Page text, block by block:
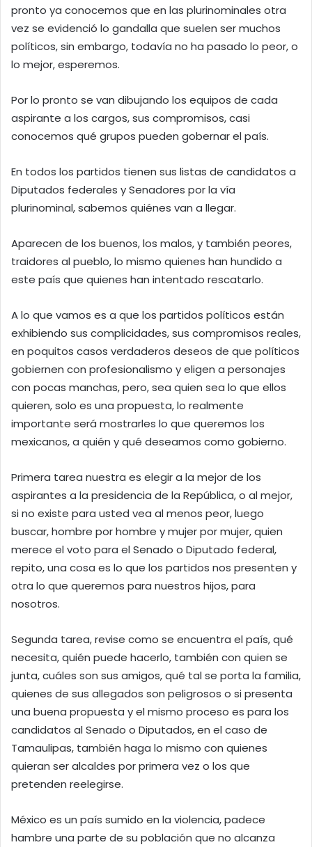
pronto ya conocemos que en las plurinominales otra
vez se evidenció lo gandalla que suelen ser muchos
políticos, sin embargo, todavía no ha pasado lo peor, o
lo mejor, esperemos.
Por lo pronto se van dibujando los equipos de cada
aspirante a los cargos, sus compromisos, casi
conocemos qué grupos pueden gobernar el país.
En todos los partidos tienen sus listas de candidatos a
Diputados federales y Senadores por la vía
plurinominal, sabemos quiénes van a llegar.
Aparecen de los buenos, los malos, y también peores,
traidores al pueblo, lo mismo quienes han hundido a
este país que quienes han intentado rescatarlo.
A lo que vamos es a que los partidos políticos están
exhibiendo sus complicidades, sus compromisos reales,
en poquitos casos verdaderos deseos de que políticos
gobiernen con profesionalismo y eligen a personajes
con pocas manchas, pero, sea quien sea lo que ellos
quieren, solo es una propuesta, lo realmente
importante será mostrarles lo que queremos los
mexicanos, a quién y qué deseamos como gobierno.
Primera tarea nuestra es elegir a la mejor de los
aspirantes a la presidencia de la República, o al mejor,
si no existe para usted vea al menos peor, luego
buscar, hombre por hombre y mujer por mujer, quien
merece el voto para el Senado o Diputado federal,
repito, una cosa es lo que los partidos nos presenten y
otra lo que queremos para nuestros hijos, para
nosotros.
Segunda tarea, revise como se encuentra el país, qué
necesita, quién puede hacerlo, también con quien se
junta, cuáles son sus amigos, qué tal se porta la familia,
quienes de sus allegados son peligrosos o si presenta
una buena propuesta y el mismo proceso es para los
candidatos al Senado o Diputados, en el caso de
Tamaulipas, también haga lo mismo con quienes
quieran ser alcaldes por primera vez o los que
pretenden reelegirse.
México es un país sumido en la violencia, padece
hambre una parte de su población que no alcanza